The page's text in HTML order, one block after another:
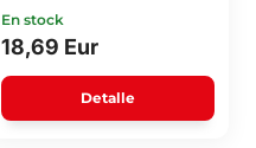
En stock
18,69 Eur
Detalle